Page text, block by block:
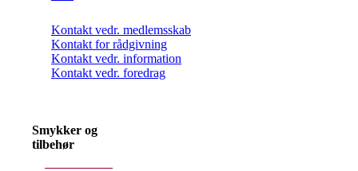
Kontakt vedr. medlemsskab
Kontakt for rådgivning
Kontakt vedr. information
Kontakt vedr. foredrag
Smykker og
tilbehør